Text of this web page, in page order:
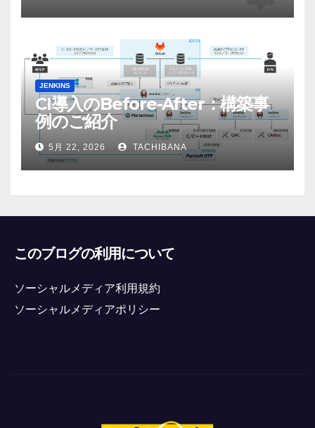
JENKINS
CI導入のBefore-After：構築事
例のご紹介
5月 22, 2026 TACHIBANA
このブログの利用について
ソーシャルメディア利用規約
ソーシャルメディアポリシー